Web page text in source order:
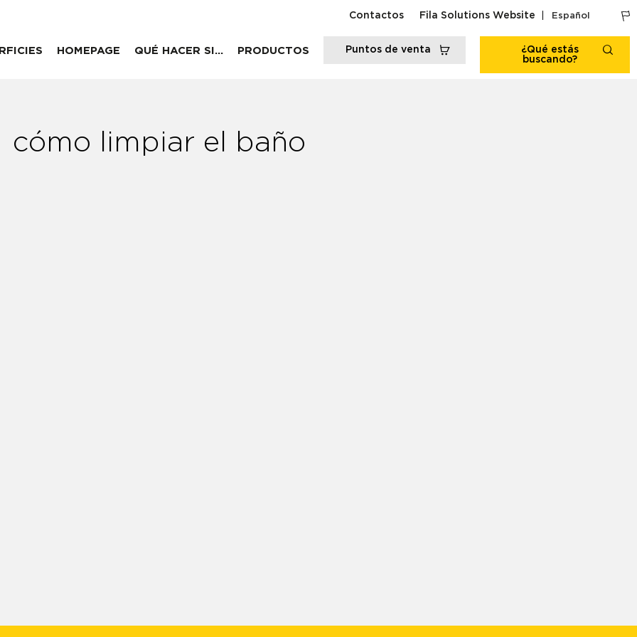
Contactos Fila Solutions Website Español
HOMEPAGE QUÉ HACER SI… PRODUCTOS Puntos de venta
¿Qué estás
buscando?
cómo limpiar el baño